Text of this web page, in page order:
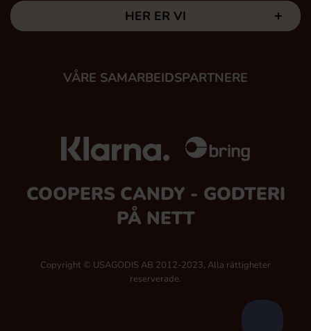
HER ER VI
VÅRE SAMARBEIDSPARTNERE
COOPERS CANDY - GODTERI
PÅ NETT
Copyright © USAGODIS AB 2012-2023, Alla rättigheter
reserverade.